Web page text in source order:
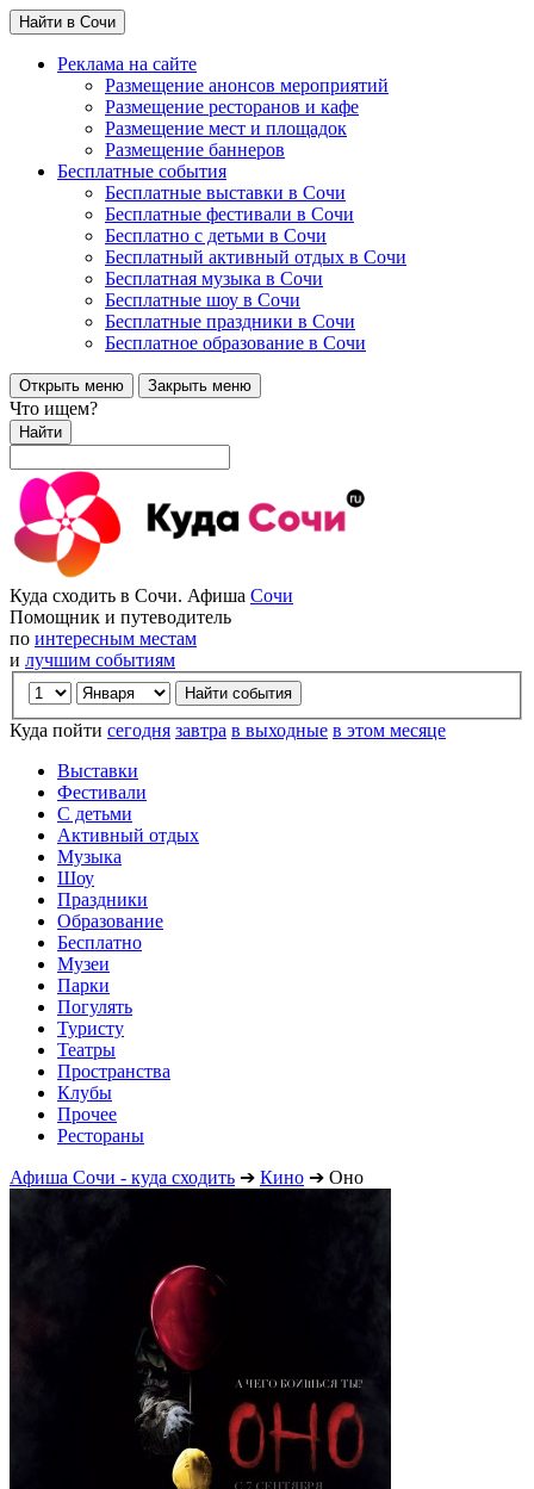
Найти в Сочи
Реклама на сайте
Размещение анонсов мероприятий
Размещение ресторанов и кафе
Размещение мест и площадок
Размещение баннеров
Бесплатные события
Бесплатные выставки в Сочи
Бесплатные фестивали в Сочи
Бесплатно с детьми в Сочи
Бесплатный активный отдых в Сочи
Бесплатная музыка в Сочи
Бесплатные шоу в Сочи
Бесплатные праздники в Сочи
Бесплатное образование в Сочи
Открыть меню Закрыть меню
Что ищем?
Найти
Куда сходить в Сочи. Афиша Сочи
Помощник и путеводитель
по интересным местам
и лучшим событиям
Куда пойти сегодня завтра в выходные в этом месяце
Выставки
Фестивали
С детьми
Активный отдых
Музыка
Шоу
Праздники
Образование
Бесплатно
Музеи
Парки
Погулять
Туристу
Театры
Пространства
Клубы
Прочее
Рестораны
Афиша Сочи - куда сходить ➔ Кино ➔ Оно